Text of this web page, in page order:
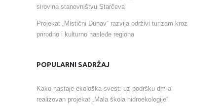
sirovina stanovništvu Starčeva
Projekat „Mistični Dunav“ razvija održivi turizam kroz
prirodno i kulturno nasleđe regiona
POPULARNI SADRŽAJ
Kako nastaje ekološka svest: uz podršku dm-a
realizovan projekat „Mala škola hidroekologije“